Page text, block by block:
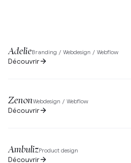
AdelieBranding / Webdesign / Webflow
Découvrir
ZenonWebdesign / Webflow
Découvrir
AmbulizProduct design
Découvrir